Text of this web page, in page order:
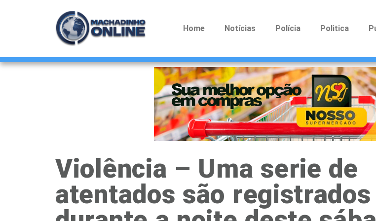
Home Notícias Polícia Politica
Violência – Uma serie de
atentados são registrados